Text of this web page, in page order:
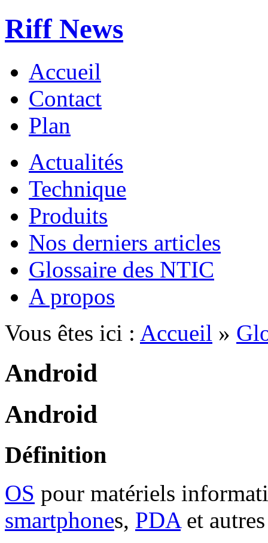
Riff News
Accueil
Contact
Plan
Actualités
Technique
Produits
Nos derniers articles
Glossaire des NTIC
A propos
Vous êtes ici : Accueil »
Android
Android
Définition
OS pour matériels
smartphones, PDAet